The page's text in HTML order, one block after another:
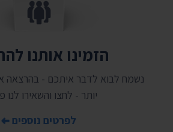
הזמינו אותנו
נשמח לבוא לדבר איתכם - בהרצאה
יותר - לחצו והשאירו לנו
לפרטים נוספים